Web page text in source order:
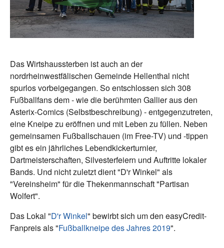
Das Wirtshaussterben ist auch an der
nordrheinwestfälischen Gemeinde Hellenthal nicht
spurlos vorbeigegangen. So entschlossen sich 308
Fußballfans dem - wie die berühmten Gallier aus den
Asterix-Comics (Selbstbeschreibung) - entgegenzutreten,
eine Kneipe zu eröffnen und mit Leben zu füllen. Neben
gemeinsamen Fußballschauen (im Free-TV) und -tippen
gibt es ein jährliches Lebendkickerturnier,
Dartmeisterschaften, Silvesterfeiern und Auftritte lokaler
Bands. Und nicht zuletzt dient "D'r Winkel" als
"Vereinsheim" für die Thekenmannschaft "Partisan
Wolfert".
Das Lokal "D'r Winkel" bewirbt sich um den easyCredit-
Fanpreis als "Fußballkneipe des Jahres 2019".